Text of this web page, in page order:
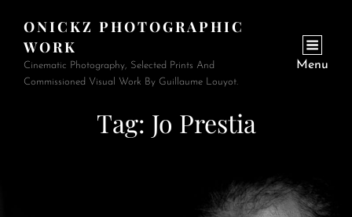
ONICKZ PHOTOGRAPHIC
WORK
Cinematic Photography, Selected Prints And
Commissioned Visual Work By Guillaume Louyot.
Menu
Tag: Jo Prestia